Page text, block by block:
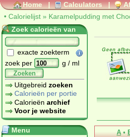
Home | Calculators |
• Calorielijst » Karamelpudding met
Zoek calorieën van
exacte zoekterm
zoek per
g / ml
Zoeken
Uitgebreid zoeken
Calorieën per portie
Calorieën archief
Voor je website
Menu
A •